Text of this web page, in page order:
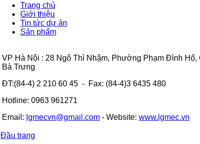
Trang chủ
Giới thiệu
Tin tức dự án
Sản phẩm
VP Hà Nội : 28 Ngô Thì Nhậm, Phường Phạm Đình Hổ,
Bà Trưng
ĐT:(84-4) 2 210 60 45 - Fax: (84-4)3 6435 480
Hotline: 0963 961271
Email: lgmecvn@gmail.com - Website: www.lgmec.vn
Đầu trang